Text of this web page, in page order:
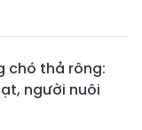
chó thả rông:
người nuôi